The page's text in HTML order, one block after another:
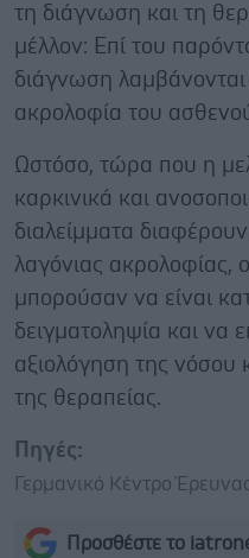
τη διάγνωση και τη
μέλλον: Επί του
διάγνωση
ακρολοφία του
Ωστόσο, τώρα που η
καρκινικά και
διαλείμματα
λαγόνιας ακρολοφίας,
μπορούσαν να είναι
δειγματοληψία και να
αξιολόγηση της νόσου
της θεραπείας.
Πηγές:
Γερμανικό Κέντρο
Προσθέστε το